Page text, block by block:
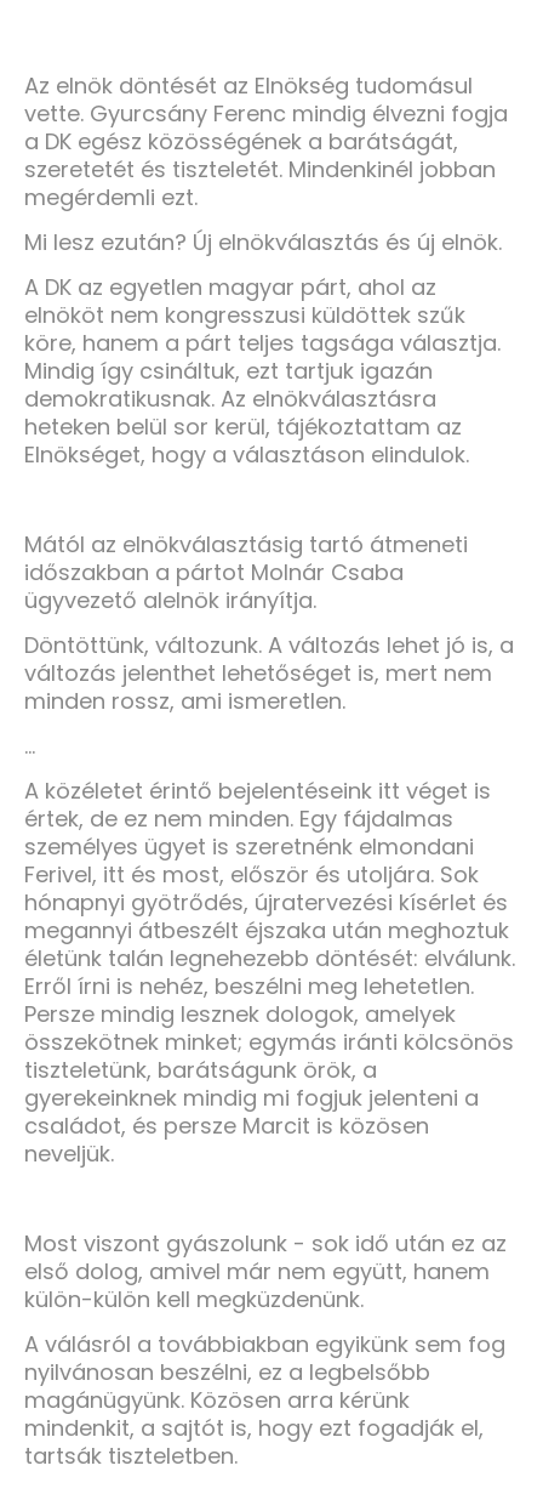
Az elnök döntését az Elnökség tudomásul
vette. Gyurcsány Ferenc mindig élvezni fogja
a DK egész közösségének a barátságát,
szeretetét és tiszteletét. Mindenkinél jobban
megérdemli ezt.
Mi lesz ezután? Új elnökválasztás és új elnök.
A DK az egyetlen magyar párt, ahol az
elnököt nem kongresszusi küldöttek szűk
köre, hanem a párt teljes tagsága választja.
Mindig így csináltuk, ezt tartjuk igazán
demokratikusnak. Az elnökválasztásra
heteken belül sor kerül, tájékoztattam az
Elnökséget, hogy a választáson elindulok.
Mától az elnökválasztásig tartó átmeneti
időszakban a pártot Molnár Csaba
ügyvezető alelnök irányítja.
Döntöttünk, változunk. A változás lehet jó is, a
változás jelenthet lehetőséget is, mert nem
minden rossz, ami ismeretlen.
...
A közéletet érintő bejelentéseink itt véget is
értek, de ez nem minden. Egy fájdalmas
személyes ügyet is szeretnénk elmondani
Ferivel, itt és most, először és utoljára. Sok
hónapnyi gyötrődés, újratervezési kísérlet és
megannyi átbeszélt éjszaka után meghoztuk
életünk talán legnehezebb döntését: elválunk.
Erről írni is nehéz, beszélni meg lehetetlen.
Persze mindig lesznek dologok, amelyek
összekötnek minket; egymás iránti kölcsönös
tiszteletünk, barátságunk örök, a
gyerekeinknek mindig mi fogjuk jelenteni a
családot, és persze Marcit is közösen
neveljük.
Most viszont gyászolunk - sok idő után ez az
első dolog, amivel már nem együtt, hanem
külön-külön kell megküzdenünk.
A válásról a továbbiakban egyikünk sem fog
nyilvánosan beszélni, ez a legbelsőbb
magánügyünk. Közösen arra kérünk
mindenkit, a sajtót is, hogy ezt fogadják el,
tartsák tiszteletben.